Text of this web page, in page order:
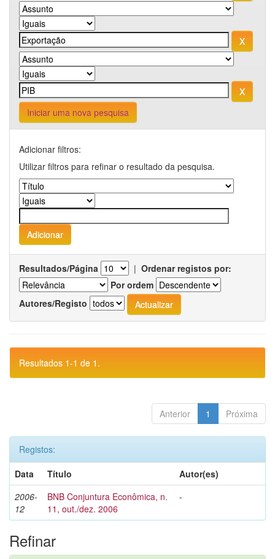
Iniciar uma nova pesquisa
Adicionar filtros:
Utilizar filtros para refinar o resultado da pesquisa.
Resultados/Página | Ordenar registos por:
Por ordem
Autores/Registo
Resultados 1-1 de 1.
Anterior 1 Próxima
Registos:
Data
Título
Autor(es)
2006-
12
BNB Conjuntura Econômica, n.
11, out./dez. 2006
-
Refinar